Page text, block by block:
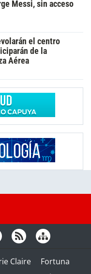
Messi, sin acceso
el centro
de la
Aérea
Claire
Fortuna